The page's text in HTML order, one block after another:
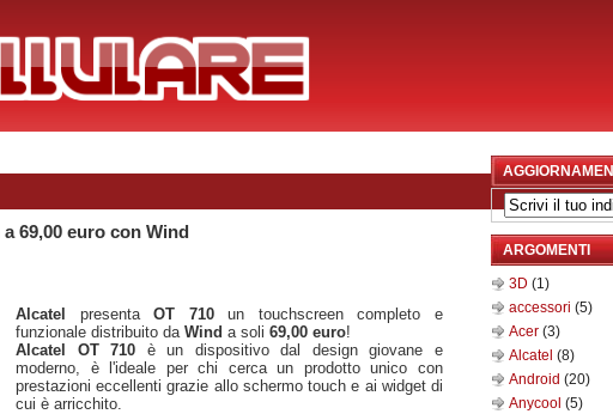
69,00 euro con Wind
Alcatel presentaOT 710un touchscreen completo e
funzionale distribuito da Wind a soli 69,00 euro!
Alcatel OT 710 è un dispositivo dal design giovane e
moderno, è l'ideale per chi cerca un prodotto unico con
prestazioni eccellenti grazie allo schermo touch e ai widget di
cui è arricchito.
ARGOMENTI
3D (1)
accessori (5)
Acer (3)
Alcatel (8)
Android (20)
Anycool (5)